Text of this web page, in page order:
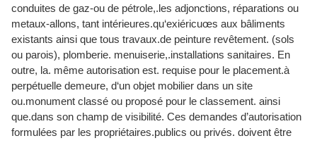
conduites de gaz-ou de pétrole,.les adjonctions, réparations ou
metaux-allons, tant intérieures.qu‘exiéricuœs aux bâliments
existants ainsi que tous travaux.de peinture revêtement. (sols
ou parois), plomberie. menuiserie,.installations sanitaires. En
outre, la. même autorisation est. requise pour le placement.à
perpétuelle demeure, d‘un objet mobilier dans un site
ou.monument classé ou proposé pour le classement. ainsi
que.dans son champ de visibilité. Ces demandes d’autorisation
formulées par les propriétaires.publics ou privés. doivent être